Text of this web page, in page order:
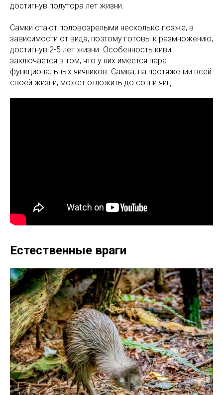
достигнув полутора лет жизни.
Самки стают половозрелыми несколько позже, в
зависимости от вида, поэтому готовы к размножению,
достигнув 2-5 лет жизни. Особенность киви
заключается в том, что у них имеется пара
функциональных яичников. Самка, на протяжении всей
своей жизни, может отложить до сотни яиц.
Естественные враги